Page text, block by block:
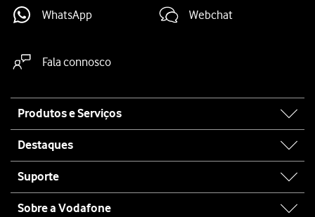
WhatsApp Webchat
Fala connosco
map
Produtos e Serviços
Destaques
Suporte
Sobre a Vodafone